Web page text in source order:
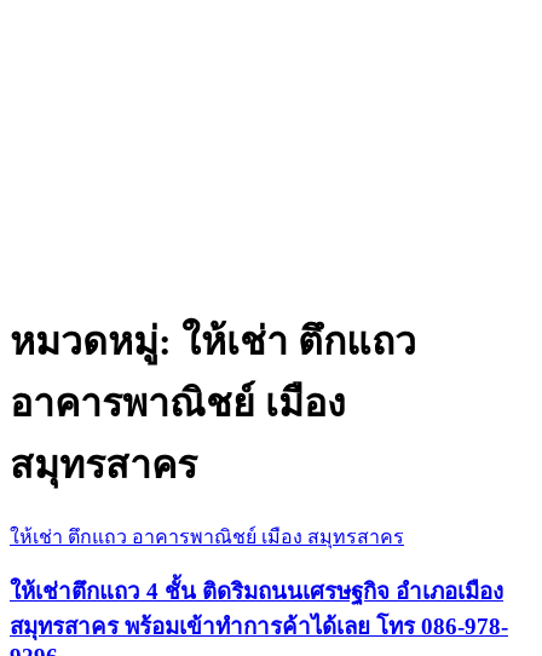
หมวดหมู่: ให้เช่า ตึกแถว
อาคารพาณิชย์ เมือง
สมุทรสาคร
ให้เช่า ตึกแถว อาคารพาณิชย์ เมือง สมุทรสาคร
ให้เช่าตึกแถว 4 ชั้น ติดริมถนนเศรษฐกิจ อำเภอเมือง
สมุทรสาคร พร้อมเข้าทำการค้าได้เลย โทร 086-978-